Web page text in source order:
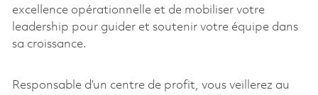
excellence opérationnelle et de mobiliser votre
leadership pour guider et soutenir votre équipe dans
sa croissance.
Responsable d’un centre de profit, vous veillerez au